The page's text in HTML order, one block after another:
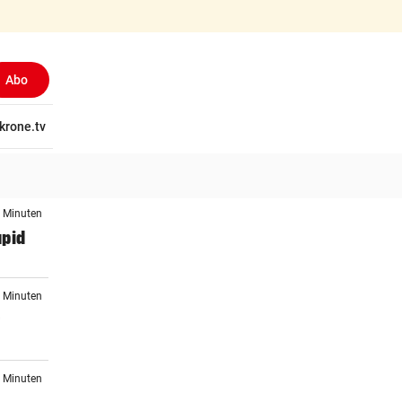
Abo
krone.tv
Minuten
Minuten
Minuten